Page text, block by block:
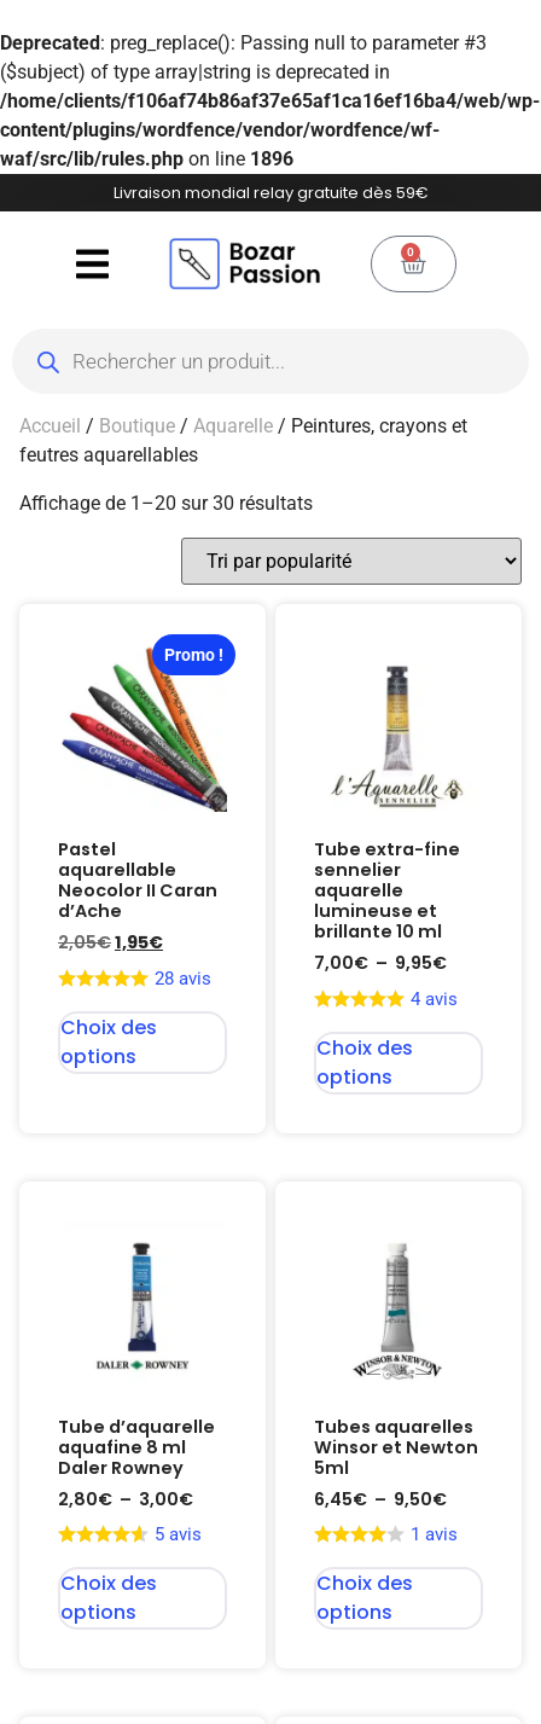
Deprecated: preg_replace(): Passing null to parameter #3
($subject) of type array|string is deprecated in
/home/clients/f106af74b86af37e65af1ca16ef16ba4/web/wp-
content/plugins/wordfence/vendor/wordfence/wf-
waf/src/lib/rules.php on line 1896
Livraison mondial relay gratuite dès 59€
0
Accueil / Boutique / Aquarelle / Peintures, crayons et
feutres aquarellables
Affichage de 1–20 sur 30 résultats
Promo !
Pastel
aquarellable
Neocolor II Caran
d’Ache
2,05€1,95€
28 avis
Choix des
options
Tube extra-fine
sennelier
aquarelle
lumineuse et
brillante 10 ml
7,00€ – 9,95€
4 avis
Choix des
options
Tube d’aquarelle
aquafine 8 ml
Daler Rowney
2,80€ – 3,00€
5 avis
Choix des
options
Tubes aquarelles
Winsor et Newton
5ml
6,45€ – 9,50€
1 avis
Choix des
options